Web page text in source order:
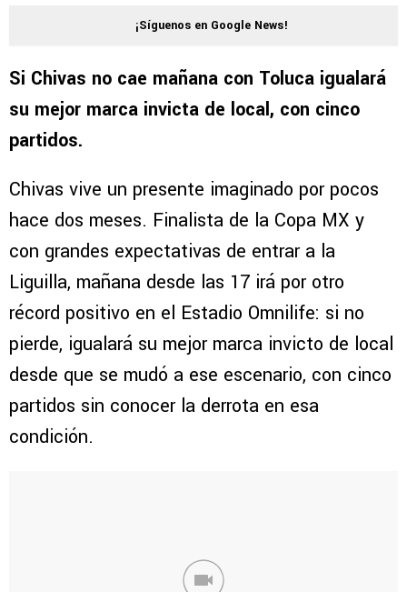
¡Síguenos en Google News!
Si Chivas no cae mañana con Toluca igualará
su mejor marca invicta de local, con cinco
partidos.
Chivas vive un presente imaginado por pocos
hace dos meses. Finalista de la Copa MX y
con grandes expectativas de entrar a la
Liguilla, mañana desde las 17 irá por otro
récord positivo en el Estadio Omnilife: si no
pierde, igualará su mejor marca invicto de local
desde que se mudó a ese escenario, con cinco
partidos sin conocer la derrota en esa
condición.